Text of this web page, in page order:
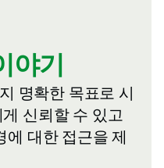
야기
명확한 목표로 시
신뢰할 수 있고
에 대한 접근을 제